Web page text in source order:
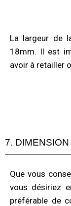
La largeur de
18mm. Il est
avoir à retailler
7.
Que vous
vous désiriez
préférable de